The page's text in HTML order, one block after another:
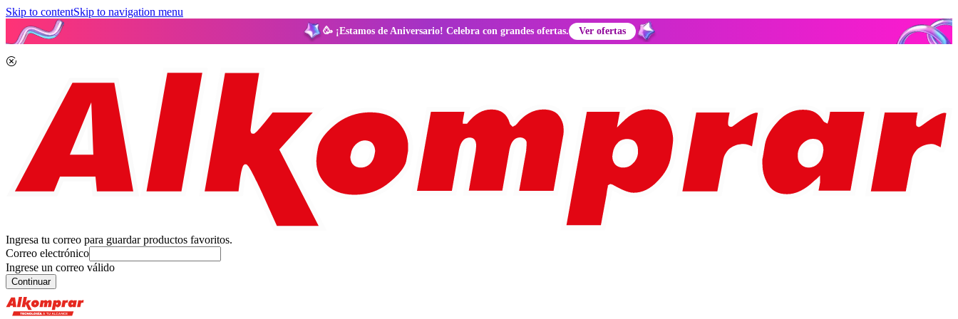
Skip to contentSkip to navigation menu
🥳 ¡Estamos de Aniversario! Celebra con grandes ofertas. Ver ofertas
Ingresa tu correo para guardar productos favoritos.
Correo electrónico
Ingrese un correo válido
Continuar